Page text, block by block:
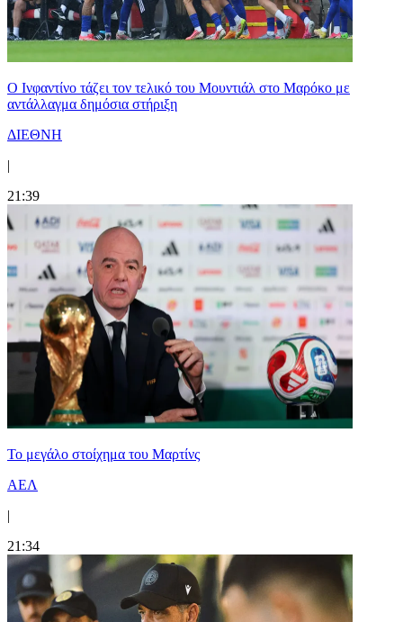
Ο Ινφαντίνο τάζει τον τελικό του Μουντιάλ στο Μαρόκο με
αντάλλαγμα δημόσια στήριξη
ΔΙΕΘΝΗ
|
21:39
Το μεγάλο στοίχημα του Μαρτίνς
ΑΕΛ
|
21:34